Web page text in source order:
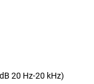
20 Hz-20 kHz)